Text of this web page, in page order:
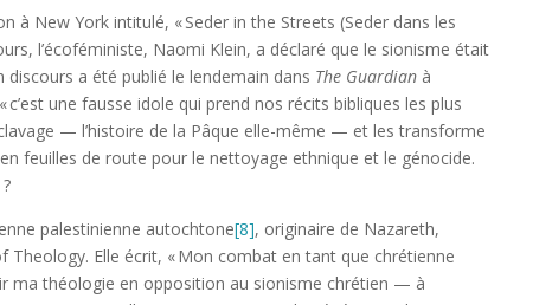
à New York intitulé, « Seder in the Streets (Seder dans les
l’écoféministe, Naomi Klein, a déclaré que le sionisme était
discours a été publié le lendemain dans The Guardian à
une fausse idole qui prend nos récits bibliques les plus
— l’histoire de la Pâque elle-même — et les transforme
feuilles de route pour le nettoyage ethnique et le génocide.
palestinienne autochtone[8], originaire de Nazareth,
Theology. Elle écrit, « Mon combat en tant que chrétienne
ma théologie en opposition au sionisme chrétien — à